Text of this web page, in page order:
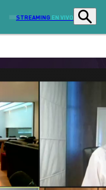
STREAMING EN VIVO
Actualidad
Economía
Sostenibilidad
Deportes